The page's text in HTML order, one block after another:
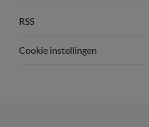
RSS
Cookie instellingen